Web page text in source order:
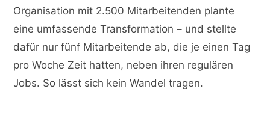
Organisation mit 2.500 Mitarbeitenden plante
eine umfassende Transformation – und stellte
dafür nur fünf Mitarbeitende ab, die je einen Tag
pro Woche Zeit hatten, neben ihren regulären
Jobs. So lässt sich kein Wandel tragen.